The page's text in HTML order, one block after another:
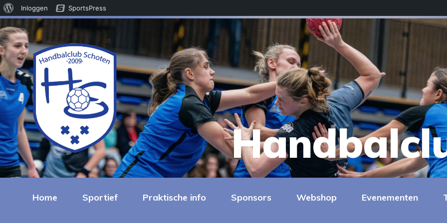
Home Sportief Praktische info Sponsors Webshop Evenementen
Over
WordPress
Inloggen
SportsPress